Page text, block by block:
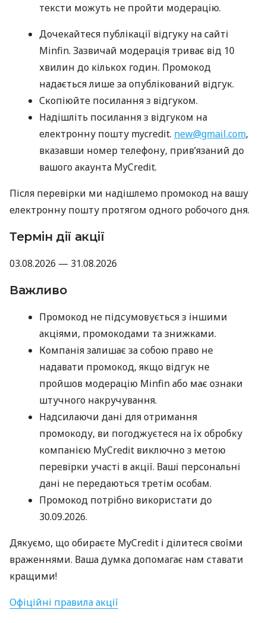
тексти можуть не пройти модерацію.
Дочекайтеся публікації відгуку на сайті
Minfin. Зазвичай модерація триває від 10
хвилин до кількох годин. Промокод
надається лише за опублікований відгук.
Скопіюйте посилання з відгуком.
Надішліть посилання з відгуком на
електронну пошту mycredit. new@gmail.com,
вказавши номер телефону, прив’язаний до
вашого акаунта MyCredit.
Після перевірки ми надішлемо промокод на вашу
електронну пошту протягом одного робочого дня.
Термін дії акції
03.08.2026 — 31.08.2026
Важливо
Промокод не підсумовується з іншими
акціями, промокодами та знижками.
Компанія залишає за собою право не
надавати промокод, якщо відгук не
пройшов модерацію Minfin або має ознаки
штучного накручування.
Надсилаючи дані для отримання
промокоду, ви погоджуєтеся на їх обробку
компанією MyCredit виключно з метою
перевірки участі в акції. Ваші персональні
дані не передаються третім особам.
Промокод потрібно використати до
30.09.2026.
Дякуємо, що обираєте MyCredit і ділитеся своїми
враженнями. Ваша думка допомагає нам ставати
кращими!
Офіційні правила акції